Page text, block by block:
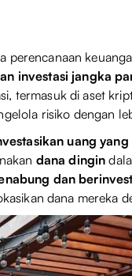
perencanaan
investasi jangka
termasuk di aset
risiko dengan
uang
dana dingin
dan
dana mereka